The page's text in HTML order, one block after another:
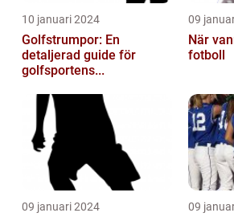
10 januari 2024
Golfstrumpor: En
detaljerad guide för
golfsportens...
09
När
fotboll
09 januari 2024 09